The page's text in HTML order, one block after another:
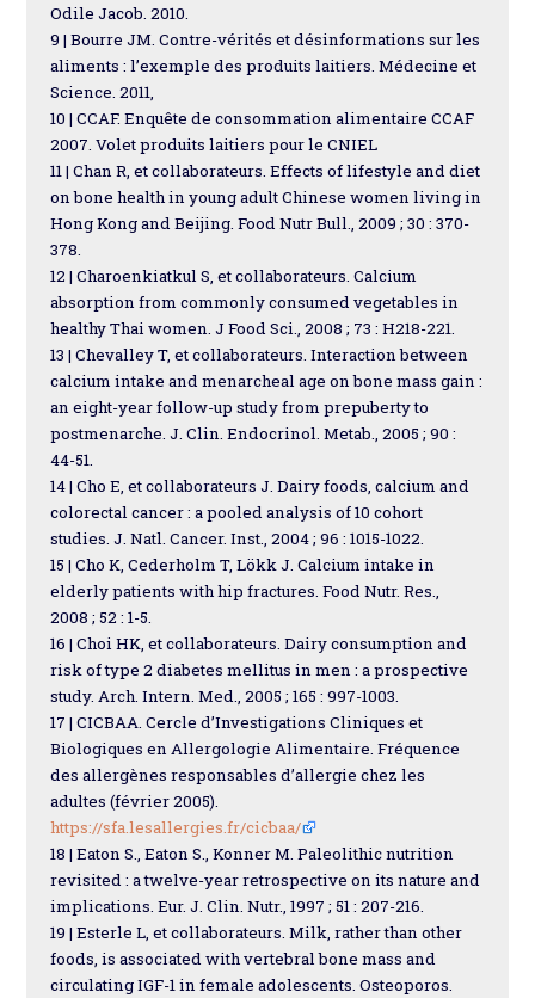
Odile Jacob. 2010.
9 | Bourre JM. Contre-vérités et désinformations sur les
aliments : l’exemple des produits laitiers. Médecine et
Science. 2011,
10 | CCAF. Enquête de consommation alimentaire CCAF
2007. Volet produits laitiers pour le CNIEL
11 | Chan R, et collaborateurs. Effects of lifestyle and diet
on bone health in young adult Chinese women living in
Hong Kong and Beijing. Food Nutr Bull., 2009 ; 30 : 370-
378.
12 | Charoenkiatkul S, et collaborateurs. Calcium
absorption from commonly consumed vegetables in
healthy Thai women. J Food Sci., 2008 ; 73 : H218-221.
13 | Chevalley T, et collaborateurs. Interaction between
calcium intake and menarcheal age on bone mass gain :
an eight-year follow-up study from prepuberty to
postmenarche. J. Clin. Endocrinol. Metab., 2005 ; 90 :
44-51.
14 | Cho E, et collaborateurs J. Dairy foods, calcium and
colorectal cancer : a pooled analysis of 10 cohort
studies. J. Natl. Cancer. Inst., 2004 ; 96 : 1015-1022.
15 | Cho K, Cederholm T, Lökk J. Calcium intake in
elderly patients with hip fractures. Food Nutr. Res.,
2008 ; 52 : 1-5.
16 | Choi HK, et collaborateurs. Dairy consumption and
risk of type 2 diabetes mellitus in men : a prospective
study. Arch. Intern. Med., 2005 ; 165 : 997-1003.
17 | CICBAA. Cercle d’Investigations Cliniques et
Biologiques en Allergologie Alimentaire. Fréquence
des allergènes responsables d’allergie chez les
adultes (février 2005).
https://sfa.lesallergies.fr/cicbaa/
18 | Eaton S., Eaton S., Konner M. Paleolithic nutrition
revisited : a twelve-year retrospective on its nature and
implications. Eur. J. Clin. Nutr., 1997 ; 51 : 207-216.
19 | Esterle L, et collaborateurs. Milk, rather than other
foods, is associated with vertebral bone mass and
circulating IGF-1 in female adolescents. Osteoporos.